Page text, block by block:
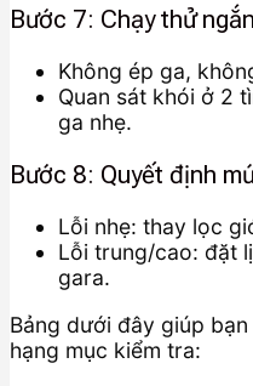
Bước 7: Chạy thử
Không ép ga,
Quan sát khói ở 2
ga nhẹ.
Bước 8: Quyết định
Lỗi nhẹ: thay lọc
Lỗi trung/cao: đặt
gara.
Bảng dưới đây giúp
hạng mục kiểm tra: